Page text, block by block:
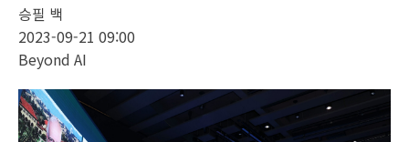
승필 백
2023-09-21 09:00
Beyond AI